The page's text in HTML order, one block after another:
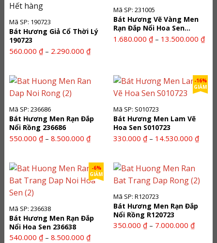
Hết hàng
Mã SP: 190723
Bát Hương Giả Cổ Thời Lý
190723
560.000 ₫ – 2.290.000 ₫Khoảng
560.000 ₫
Mã SP: 231005
Bát Hương Vẽ Vàng Men
Rạn Đắp Nổi Hoa Sen
231005
1.680.000 ₫ – 13.500.000 ₫
đến
Mã SP: 236686
Bát Hương Men Rạn Đắp
Nổi Rồng 236686
550.000 ₫ – 8.500.000 ₫Khoảng
550.000 ₫
đến
-16%
GIẢM
Mã SP: S010723
Bát Hương Men Lam Vẽ
Hoa Sen S010723
330.000 ₫ – 14.530.000 ₫
đến
-6%
GIẢM
Mã SP: 236638
Bát Hương Men Rạn Đắp
Nổi Hoa Sen 236638
540.000 ₫ – 8.500.000 ₫Khoảng
Mã SP: R120723
Bát Hương Men Rạn Đắp
Nổi Rồng R120723
350.000 ₫ – 7.000.000 ₫